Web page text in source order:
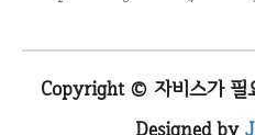
Copyright © 자비스가 필
Designed by